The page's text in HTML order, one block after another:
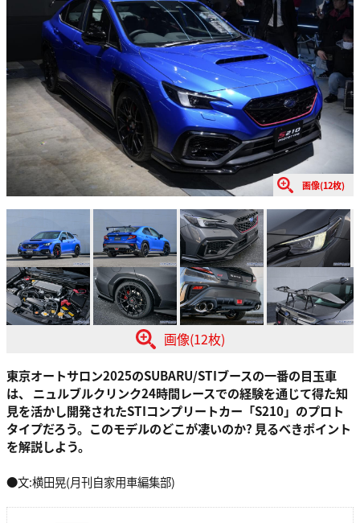
画像(12枚)
画像(12枚)
東京オートサロン2025のSUBARU/STIブースの一番の目玉車
は、 ニュルブルクリンク24時間レースでの経験を通じて得た知
見を活かし開発されたSTIコンプリートカー「S210」のプロト
タイプだろう。このモデルのどこが凄いのか? 見るべきポイント
を解説しよう。
●文:横田晃(月刊自家用車編集部)